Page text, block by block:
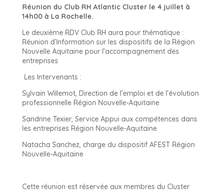
Réunion du Club RH Atlantic Clusterle 4 juillet à
14h00 à La Rochelle.
Le deuxième RDV Club RH aura pour thématique :
Réunion d’Information sur les dispositifs de la Région
Nouvelle Aquitaine pour l’accompagnement des
entreprises
Les Intervenants :
Sylvain Willemot, Direction de l’emploi et de l’évolution
professionnelle Région Nouvelle-Aquitaine
Sandrine Texier, Service Appui aux compétences dans
les entreprises Région Nouvelle-Aquitaine
Natacha Sanchez, charge du dispositif AFEST Région
Nouvelle-Aquitaine
Cette réunion est réservée aux membres du Cluster